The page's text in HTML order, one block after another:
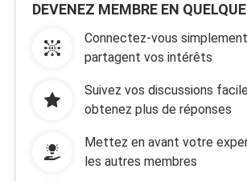
DEVENEZ MEMBRE EN
Connectez-vous
partagent vos intérêts
Suivez vos discussions
obtenez plus de réponses
Mettez en avant votre
les autres membres